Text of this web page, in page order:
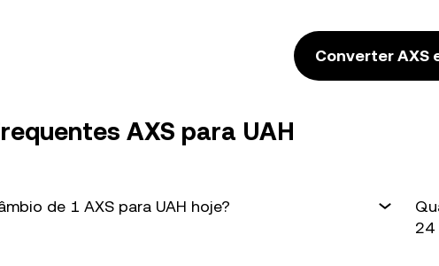
Converter AXS
AXS para UAH
de 1 AXS para UAH hoje?
24